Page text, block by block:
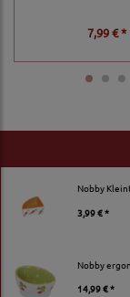
Nobby
3,99 € *
Nobby
14,99 € *
7,99 € *